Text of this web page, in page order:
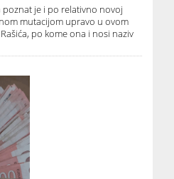
je i po relativno novoj
mutacijom upravo u ovom
po kome ona i nosi naziv